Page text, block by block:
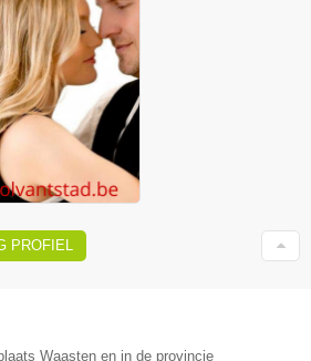
PROFIEL
Waasten en in de provincie